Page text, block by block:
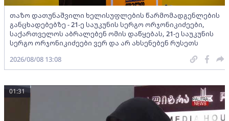
თაზო დათუნაშვილი ხელისუფლების წარმომადგენლების
განცხადებებზე - 21-ე საუკუნის სერგო ორჯონიკიძეები,
საქართველოს აბრალებენ ომის დაწყებას, 21-ე საუკუნის
სერგო ორჯონიკიძეები ვერ და არ ახსენებენ რუსეთს
2026/08/08 13:08
01:31